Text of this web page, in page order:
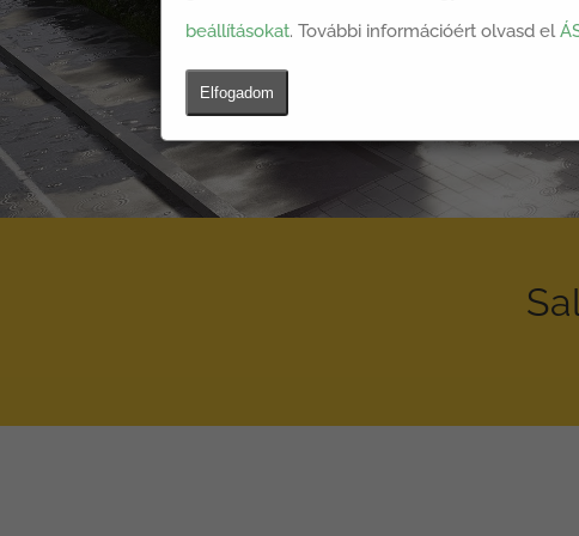
beállításokat. További információért olvasd el
Elfogadom